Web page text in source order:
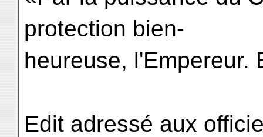
protection bien-
heureuse, l'Empereur.
Edit adressé aux